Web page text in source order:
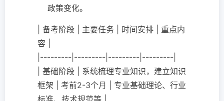
政策变化。
| 备考阶段 | 主要任务 | 时间安排 | 重点内
容 |
|---------|---------|---------|---------|
| 基础阶段 | 系统梳理专业知识，建立知识
框架 | 考前2-3个月 | 专业基础理论、行业